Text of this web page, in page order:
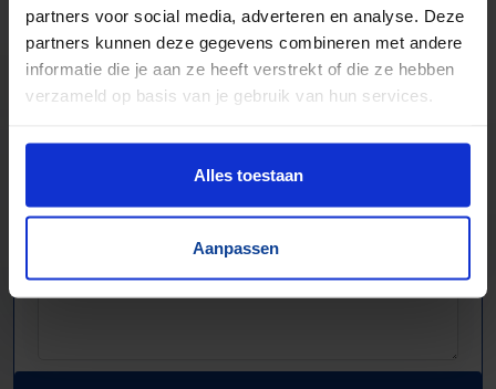
partners voor social media, adverteren en analyse. Deze
partners kunnen deze gegevens combineren met andere
informatie die je aan ze heeft verstrekt of die ze hebben
verzameld op basis van je gebruik van hun services.
Alles toestaan
Aanpassen